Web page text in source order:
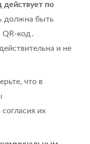
действует по
должна быть
QR-код․
и не
что в
их